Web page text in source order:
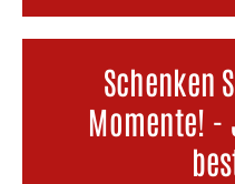
Schenken
Momente! -